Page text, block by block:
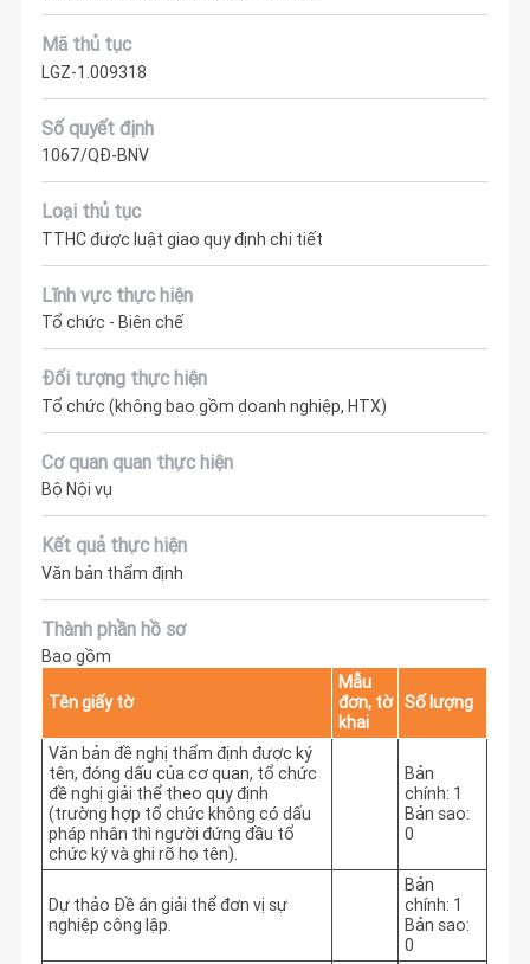
Mã thủ tục
LGZ-1.009318
Số quyết định
1067/QĐ-BNV
Loại thủ tục
TTHC được luật giao quy định chi tiết
Lĩnh vực thực hiện
Tổ chức - Biên chế
Đối tượng thực hiện
Tổ chức (không bao gồm doanh nghiệp, HTX)
Cơ quan quan thực hiện
Bộ Nội vụ
Kết quả thực hiện
Văn bản thẩm định
Thành phần hồ sơ
Bao gồm
Tên giấy tờ
Mẫu
đơn, tờ
khai
Số lượng
Văn bản đề nghị thẩm định được ký
tên, đóng dấu của cơ quan, tổ chức
đề nghị giải thể theo quy định
(trường hợp tổ chức không có dấu
pháp nhân thì người đứng đầu tổ
chức ký và ghi rõ họ tên).
Bản
chính: 1
Bản sao:
0
Dự thảo Đề án giải thể đơn vị sự
nghiệp công lập.
Bản
chính: 1
Bản sao:
0